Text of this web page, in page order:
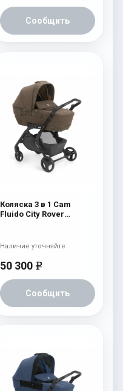
Сообщить
Коляска 3 в 1 Cam
Fluido City Rover
50 300 e
Сообщить
Наличие уточняйте